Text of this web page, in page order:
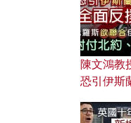
應用？
陳文鴻教
恐引伊斯
對付北約